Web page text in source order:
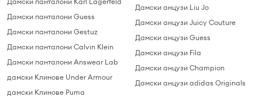
Дамски панталони Guess
Дамски панталони Gestuz
Дамски панталони Calvin Klein
Дамски панталони Answear Lab
дамски Клинове Under Armour
дамски Клинове Puma
Дамски анцузи Liu Jo
Дамски анцузи Juicy Couture
Дамски анцузи Guess
Дамски анцузи Fila
Дамски анцузи Champion
Дамски анцузи adidas Originals